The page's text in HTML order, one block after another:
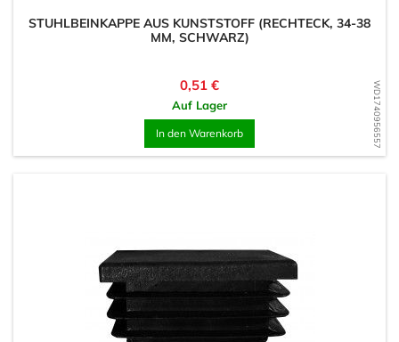
WD1740956557
STUHLBEINKAPPE AUS KUNSTSTOFF (RECHTECK, 34-38
MM, SCHWARZ)
Preis
0,51 €
Auf Lager
In den Warenkorb